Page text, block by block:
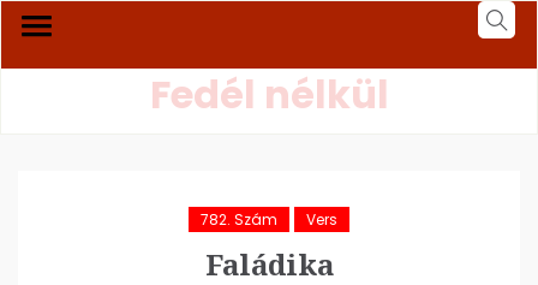
Fedél nélkül
782. Szám Vers
Faládika